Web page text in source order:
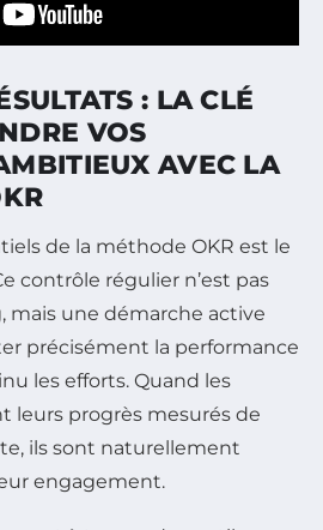
: LA CLÉ
VOS
AVEC LA
de la méthode OKR est le
contrôle régulier n’est pas
mais une démarche active
précisément la performance
les efforts. Quand les
leurs progrès mesurés de
ils sont naturellement
engagement.